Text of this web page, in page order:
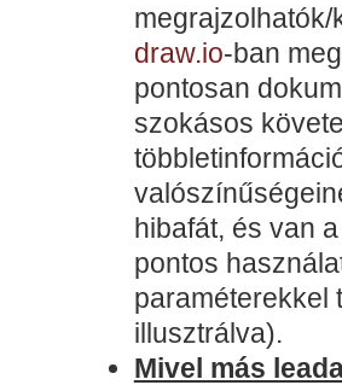
draw.io-ban
pontosan
szokásos
hibafát, és van
pontos
paraméterekkel
illusztrálva).
Mivel más